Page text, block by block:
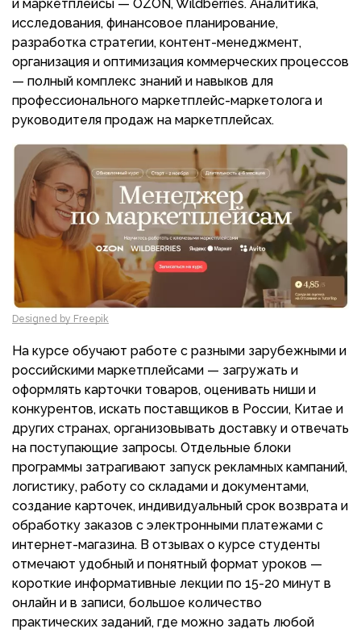
и маркетплейсы — OZON, Wildberries. Аналитика,
исследования, финансовое планирование,
разработка стратегии, контент-менеджмент,
организация и оптимизация коммерческих процессов
— полный комплекс знаний и навыков для
профессионального маркетплейс-маркетолога и
руководителя продаж на маркетплейсах.
Designed by Freepik
На курсе обучают работе с разными зарубежными и
российскими маркетплейсами — загружать и
оформлять карточки товаров, оценивать ниши и
конкурентов, искать поставщиков в России, Китае и
других странах, организовывать доставку и отвечать
на поступающие запросы. Отдельные блоки
программы затрагивают запуск рекламных кампаний,
логистику, работу со складами и документами,
создание карточек, индивидуальный срок возврата и
обработку заказов с электронными платежами с
интернет-магазина. В отзывах о курсе студенты
отмечают удобный и понятный формат уроков —
короткие информативные лекции по 15-20 минут в
онлайн и в записи, большое количество
практических заданий, где можно задать любой